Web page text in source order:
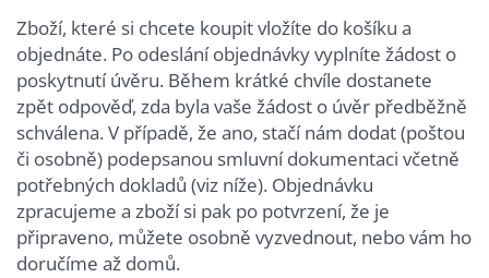
Zboží, které si chcete koupit vložíte do košíku a
objednáte. Po odeslání objednávky vyplníte žádost o
poskytnutí úvěru. Během krátké chvíle dostanete
zpět odpověď, zda byla vaše žádost o úvěr předběžně
schválena. V případě, že ano, stačí nám dodat (poštou
či osobně) podepsanou smluvní dokumentaci včetně
potřebných dokladů (viz níže). Objednávku
zpracujeme a zboží si pak po potvrzení, že je
připraveno, můžete osobně vyzvednout, nebo vám ho
doručíme až domů.